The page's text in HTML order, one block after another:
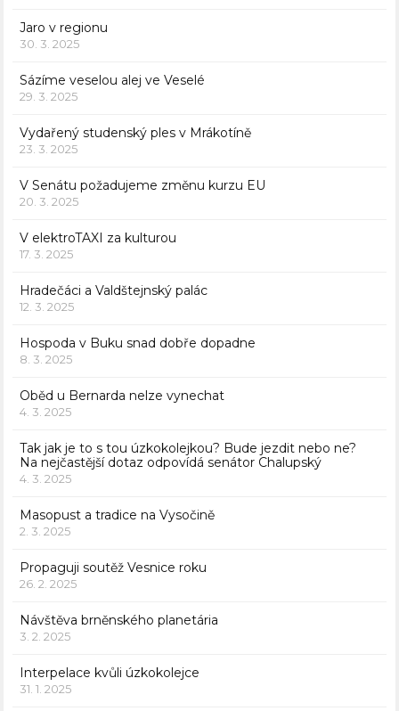
Jaro v regionu
30. 3. 2025
Sázíme veselou alej ve Veselé
29. 3. 2025
Vydařený studenský ples v Mrákotíně
23. 3. 2025
V Senátu požadujeme změnu kurzu EU
20. 3. 2025
V elektroTAXI za kulturou
17. 3. 2025
Hradečáci a Valdštejnský palác
12. 3. 2025
Hospoda v Buku snad dobře dopadne
8. 3. 2025
Oběd u Bernarda nelze vynechat
4. 3. 2025
Tak jak je to s tou úzkokolejkou? Bude jezdit nebo ne?
Na nejčastější dotaz odpovídá senátor Chalupský
4. 3. 2025
Masopust a tradice na Vysočině
2. 3. 2025
Propaguji soutěž Vesnice roku
26. 2. 2025
Návštěva brněnského planetária
3. 2. 2025
Interpelace kvůli úzkokolejce
31. 1. 2025